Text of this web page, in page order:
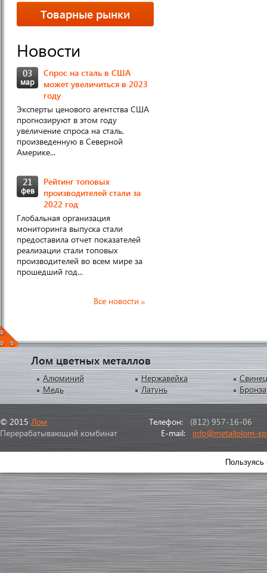
Товарные рынки
Новости
03
мар
Спрос на сталь в США
может увеличиться в 2023
году
Эксперты ценового агентства США
прогнозируют в этом году
увеличение спроса на сталь,
произведенную в Северной
Америке...
21
фев
Рейтинг топовых
производителей стали за
2022 год
Глобальная организация
мониторинга выпуска стали
предоставила отчет показателей
реализации стали топовых
производителей во всем мире за
прошедший год...
Все новости
Лом цветных металлов
Алюминий
Медь
Нержавейка
Латунь
Свинец
Бронза
© 2015 Лом
Перерабатывающий комбинат
Телефон: (812) 957-16-06
E-mail: info@metallolom-